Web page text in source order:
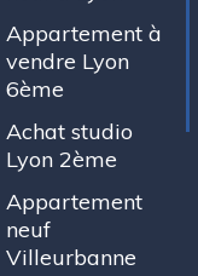
Appartement à
vendre Lyon
6ème
Achat studio
Lyon 2ème
Appartement
neuf
Villeurbanne